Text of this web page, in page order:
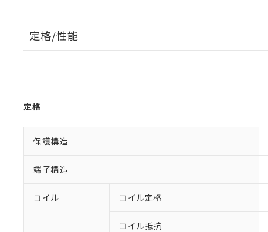
定格/性能
定格
保護構造
端子構造
コイル コイル定格
コイル抵抗